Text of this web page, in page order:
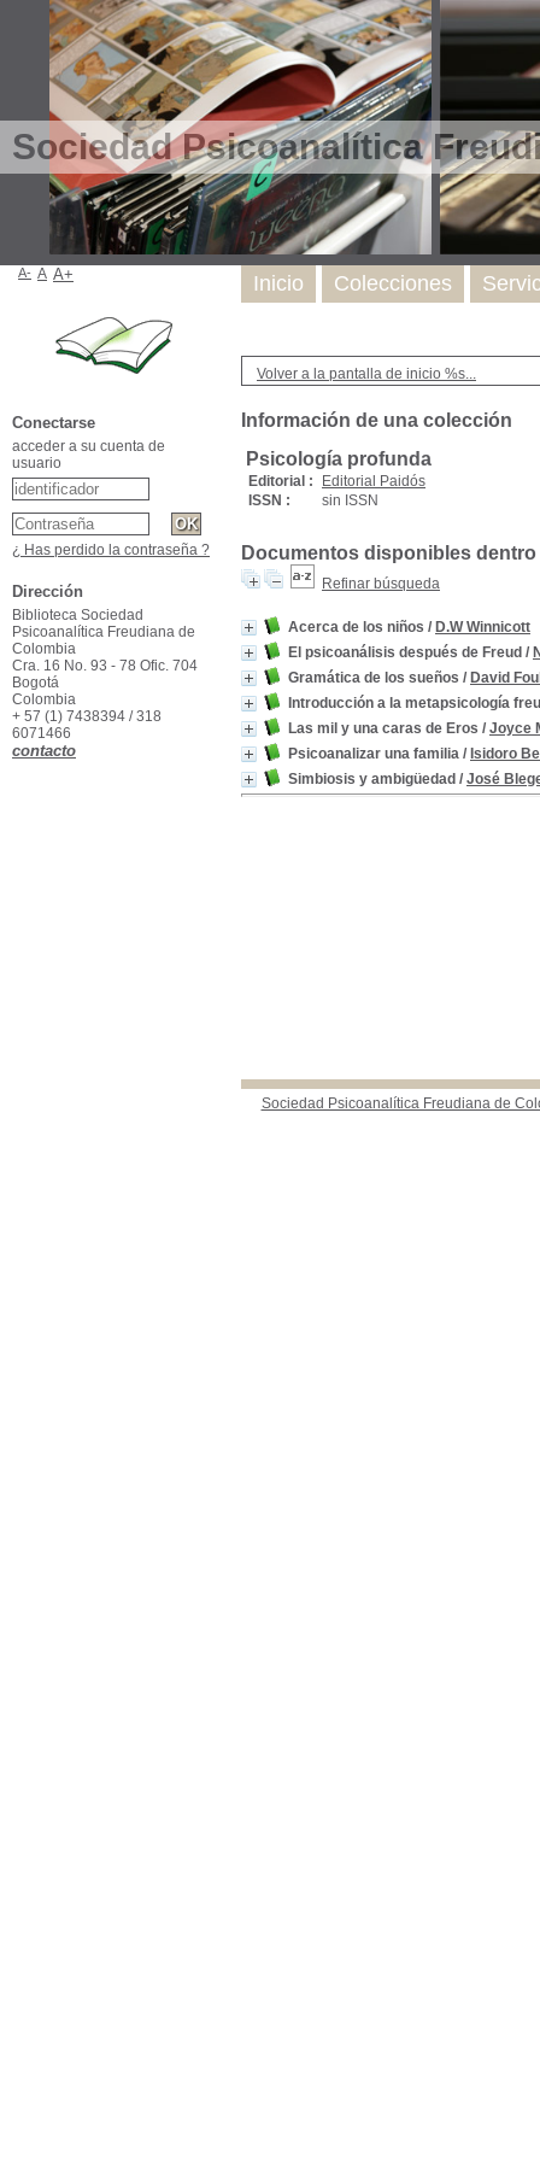
Sociedad Psicoanalítica
Volver a la pantalla de inicio %s...
Información de una colección
Psicología profunda
Editorial :
Editorial Paidós
ISSN :
sin ISSN
Documentos disponibles
Refinar búsqueda
Acerca de los niños / D.W Winnicott
El psicoanálisis después de Freud /
Gramática de los sueños / David
Introducción a la metapsicología
Las mil y una caras de Eros / Joyce
Psicoanalizar una familia / Isidoro
Simbiosis y ambigüedad / José
Sociedad Psicoanalítica Freudiana de
Inicio Colecciones
A- A A+
Conectarse
acceder a su cuenta de
usuario
¿ Has perdido la contraseña ?
Dirección
Biblioteca Sociedad
Psicoanalítica Freudiana de
Colombia
Cra. 16 No. 93 - 78 Ofic. 704
Bogotá
Colombia
+ 57 (1) 7438394 / 318
6071466
contacto